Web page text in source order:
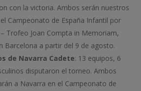
con la victoria. Ambos serán nuestros
Campeonato de España Infantil por
– Trofeo Joan Compta in Memoriam,
Barcelona a partir del 9 de agosto.
de Navarra Cadete: 13 equipos, 6
disputaron el torneo. Ambos
a Navarra en el Campeonato de